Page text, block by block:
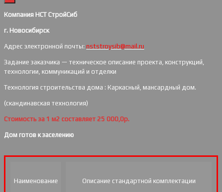
Компания НСТ СтройСиб
г. Новосибирск
Адрес электронной почты: nststroysib@mail.ru
Задание заказчика — техническое описание проекта, конструкций,
технологии, коммуникаций и отделки
Технология строительства дома : Каркасный, мансардный дом.
(скандинавская технология)
Стоимость за 1 м2 составляет 25 000,0р.
Дом готов к заселению
Наименование Описание стандартной комплектации